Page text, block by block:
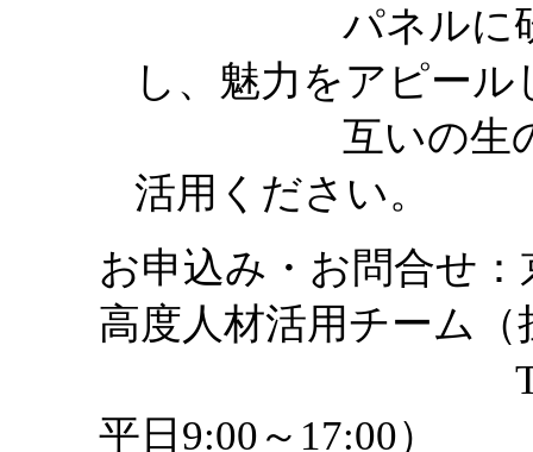
パネルに研究
し、魅力をアピー
互いの生の声
活用ください。
お申込み・お問合せ
高度人材活用チーム（
TEL：075-
平日9:00～17:00）